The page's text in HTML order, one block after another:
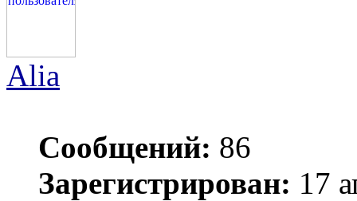
Alia
Сообщений: 86
Зарегистрирован: 17